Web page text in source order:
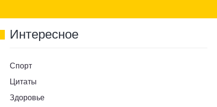
Интересное
Спорт
Цитаты
Здоровье